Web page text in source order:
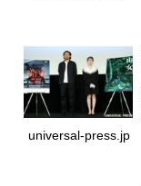
universal-press.jp